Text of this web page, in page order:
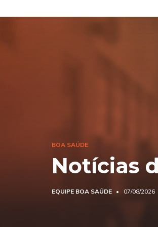
BOA SAÚDE
Notícias
EQUIPE BOA SAÚDE 07/08/2026